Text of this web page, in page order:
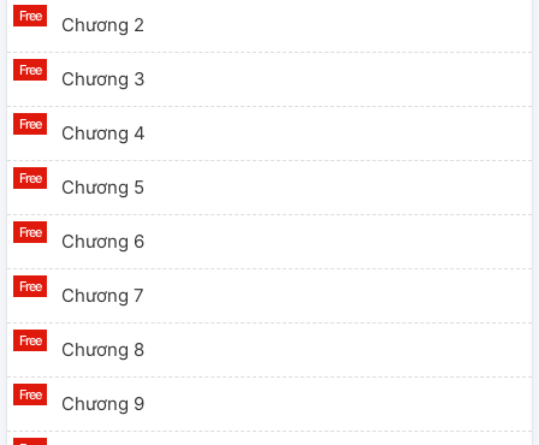
Chương 2
Chương 3
Chương 4
Chương 5
Chương 6
Chương 7
Chương 8
Chương 9